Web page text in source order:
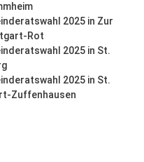
2025 in Zur
Rot
2025 in St.
2025 in St.
Zuffenhausen